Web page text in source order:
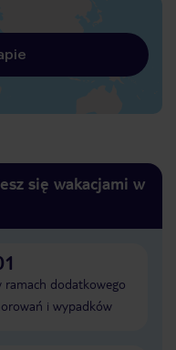
się wakacjami w
ramach dodatkowego
i wypadków